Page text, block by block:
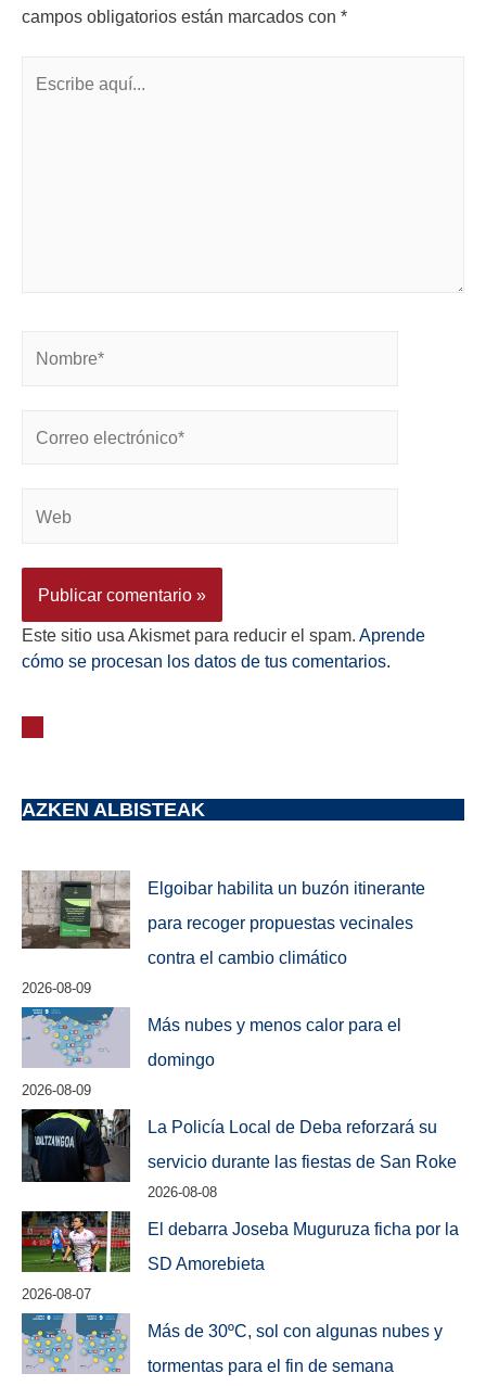
campos obligatorios están marcados con *
Este sitio usa Akismet para reducir el spam. Aprende
cómo se procesan los datos de tus comentarios.
AZKEN ALBISTEAK
Elgoibar habilita un buzón itinerante
para recoger propuestas vecinales
contra el cambio climático
2026-08-09
Más nubes y menos calor para el
domingo
2026-08-09
La Policía Local de Deba reforzará su
servicio durante las fiestas de San Roke
2026-08-08
El debarra Joseba Muguruza ficha por la
SD Amorebieta
2026-08-07
Más de 30ºC, sol con algunas nubes y
tormentas para el fin de semana